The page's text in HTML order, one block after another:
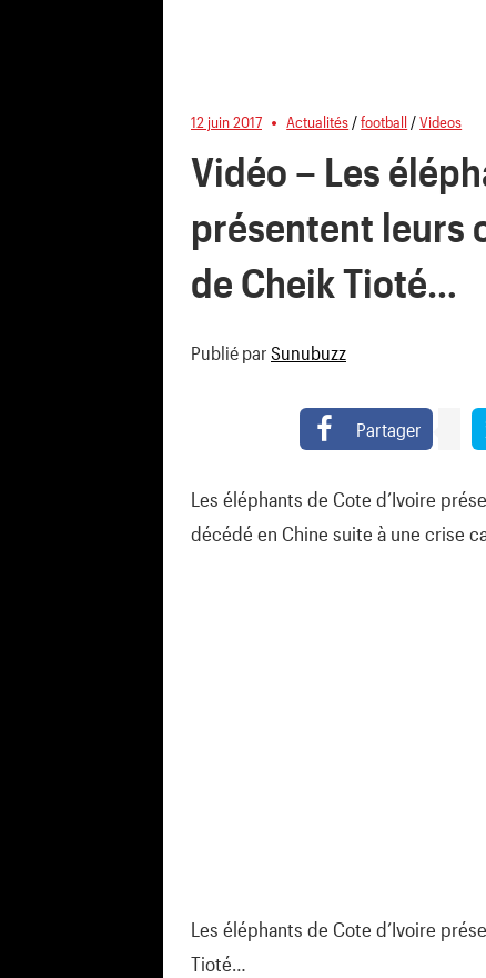
12 juin 2017 Actualités /football /Videos
Vidéo – Les
présentent leurs
de Cheik Tioté…
Publié par Sunubuzz
Partager
Les éléphants de Cote d’Ivoire
décédé en Chine suite à une crise
Les éléphants de Cote d’Ivoire
Tioté…